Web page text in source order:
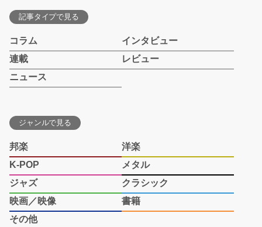
記事タイプで見る
コラム
インタビュー
連載
レビュー
ニュース
ジャンルで見る
邦楽
洋楽
K-POP
メタル
ジャズ
クラシック
映画／映像
書籍
その他